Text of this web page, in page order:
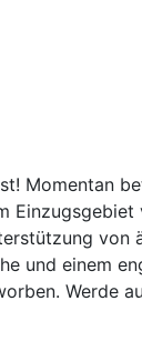
Momentan
Einzugsgebiet
von
und einem
Werde